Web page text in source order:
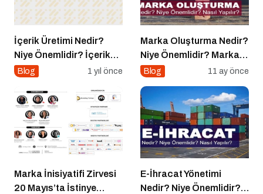
İçerik Üretimi Nedir?
Niye Önemlidir? İçerik
Üretimi Nasıl Yapılır?
Blog 1 yıl önce
Marka Oluşturma Nedir?
Niye Önemlidir? Marka
Oluşturma Nasıl Yapılır?
Blog 11 ay önce
Marka İnisiyatifi Zirvesi
20 Mayıs’ta İstinye
E-İhracat Yönetimi
Nedir? Niye Önemlidir?